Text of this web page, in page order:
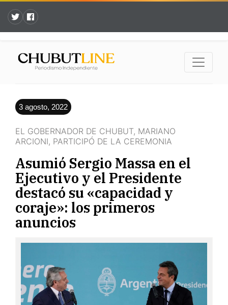
3 agosto, 2022
EL GOBERNADOR DE CHUBUT, MARIANO
ARCIONI, PARTICIPÓ DE LA CEREMONIA
Asumió Sergio Massa en el
Ejecutivo y el Presidente
destacó su «capacidad y
coraje»: los primeros
anuncios